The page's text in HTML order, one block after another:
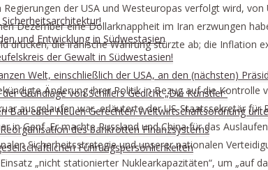
und Entwicklung in Südwestasien
der Gewalt in Südwestasien!
Welt, einschließlich der USA, an den (nächsten)
Grundlage von Schillers Gedicht „Die Künstler“
Bau einer Neuen Gerechten Weltwirtschaftsordnung
des bankrotten Finanzsystems
Führungspersönlichkeiten
der USA und Westeuropas verfolgt wird,
Dezember eine Dollarknappheit im Iran erzwungen
drucken; die iranische Währung stürzte ab; die Inflation
Änderung ihrer Politik in Bezug auf die
ausgelaufen war, erläuterte der US-Staatssekretär
in Genf. Er machte Russland und China für das
Sicherheitsstrategie und unserer nationalen
„nicht stationierter Nuklearkapazitäten“, um „auf